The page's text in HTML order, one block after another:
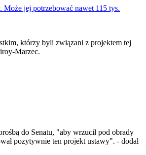
Może jej potrzebować nawet 115 tys.
którzy byli związani z projektem tej
Marzec.
do Senatu, "aby wrzucił pod obrady
pozytywnie ten projekt ustawy". - dodał